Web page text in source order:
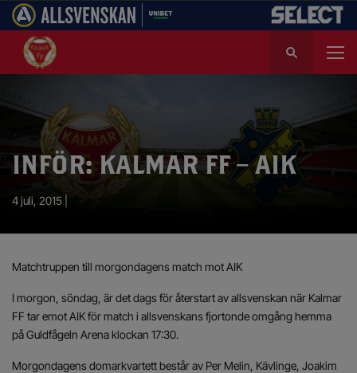
k
INFÖR: KALMAR FF – AIK
4 juli, 2015 |
Matchtruppen till morgondagens match mot AIK
I morgon, söndag, är det dags för återstart av allsvenskan när Kalmar
FF tar emot AIK för match i allsvenskans fjortonde omgång hemma
på Guldfågeln Arena klockan 17:30.
Morgondagens domarkvartett består av Per Melin, Kävlinge, Joakim